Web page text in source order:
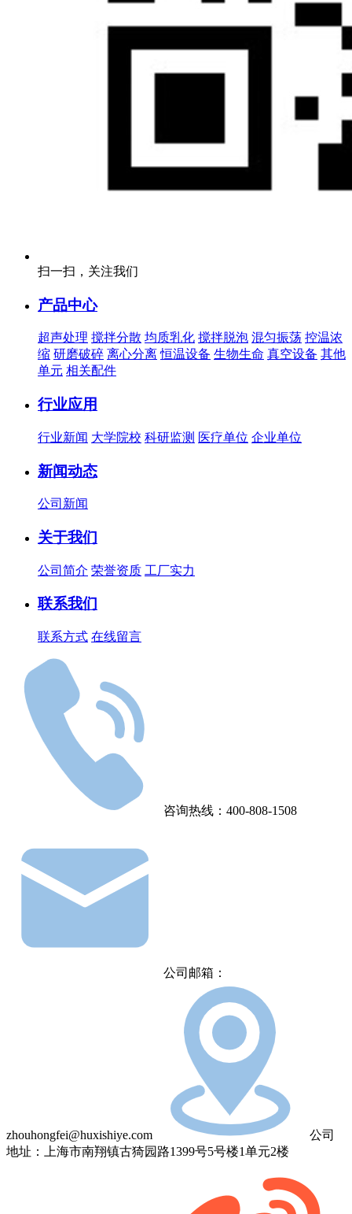
扫一扫，关注我们
产品中心
超声处理 搅拌分散 均质乳化 搅拌脱泡 混匀振荡 控温浓
缩 研磨破碎 离心分离 恒温设备 生物生命 真空设备 其他
单元 相关配件
行业应用
行业新闻 大学院校 科研监测 医疗单位 企业单位
新闻动态
公司新闻
关于我们
公司简介 荣誉资质 工厂实力
联系我们
联系方式 在线留言
咨询热线：400-808-1508
公司邮箱：
zhouhongfei@huxishiye.com
公司
地址：上海市南翔镇古猗园路1399号5号楼1单元2楼